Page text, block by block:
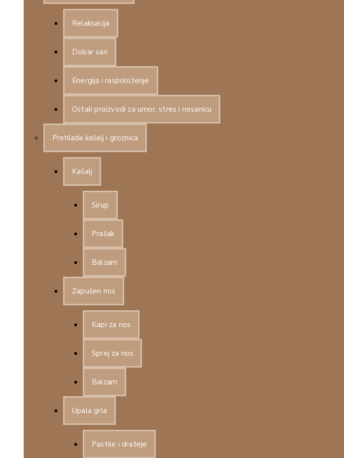
Relaksacija
Dobar san
Energija i raspoloženje
Ostali proizvodi za umor, stres i nesanicu
Prehlada kašalj i groznica
Kašalj
Sirup
Prašak
Balzam
Zapušen nos
Kapi za nos
Sprej za nos
Balzam
Upala grla
Pastile i dražeje